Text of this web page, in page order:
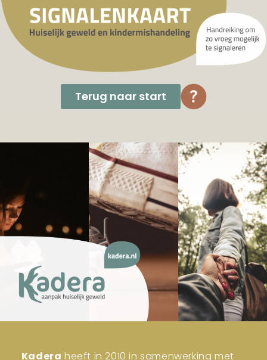
Terug naar start
Kadera heeft in 2010 in samenwerking met